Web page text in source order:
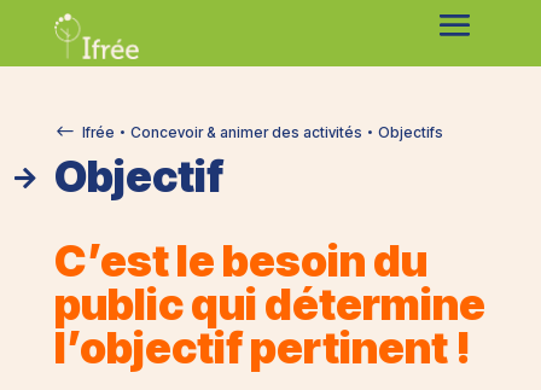
# Ifrée  Concevoir & animer des activités  Objectifs

Objectif
C’est le besoin du
public qui détermine
l’objectif pertinent !